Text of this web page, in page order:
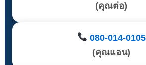
(คุณต่อ)
080-014-0105
(คุณแอน)